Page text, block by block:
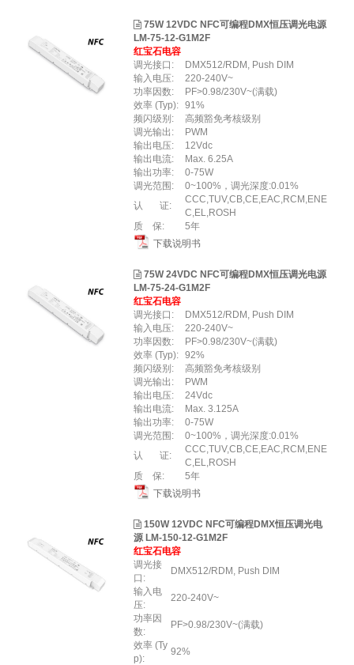
75W 12VDC NFC可编程DMX恒压调光电源
LM-75-12-G1M2F
红宝石电容
调光接口:
DMX512/RDM, Push DIM
输入电压:
220-240V~
功率因数:
PF>0.98/230V~(满载)
效率 (Typ): 91%
频闪级别:
高频豁免考核级别
调光输出:
PWM
输出电压:
12Vdc
输出电流:
Max. 6.25A
输出功率:
0-75W
调光范围:
0~100%，调光深度:0.01%
认 证:
CCC,TUV,CB,CE,EAC,RCM,ENE
C,EL,ROSH
质 保:
5年
下载说明书
75W 24VDC NFC可编程DMX恒压调光电源
LM-75-24-G1M2F
红宝石电容
调光接口:
DMX512/RDM, Push DIM
输入电压:
220-240V~
功率因数:
PF>0.98/230V~(满载)
效率 (Typ): 92%
频闪级别:
高频豁免考核级别
调光输出:
PWM
输出电压:
24Vdc
输出电流:
Max. 3.125A
输出功率:
0-75W
调光范围:
0~100%，调光深度:0.01%
认 证:
CCC,TUV,CB,CE,EAC,RCM,ENE
C,EL,ROSH
质 保:
5年
下载说明书
150W 12VDC NFC可编程DMX恒压调光电
源 LM-150-12-G1M2F
红宝石电容
调光接
口:
DMX512/RDM, Push DIM
输入电
压:
220-240V~
功率因
数:
PF>0.98/230V~(满载)
效率 (Ty
p):
92%